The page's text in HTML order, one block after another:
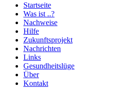
Startseite
Was ist ..?
Nachweise
Hilfe
Zukunftsprojekt
Nachrichten
Links
Gesundheitslüge
Über
Kontakt